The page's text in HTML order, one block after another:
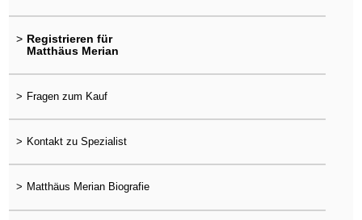
> Registrieren für
Matthäus Merian
> Fragen zum Kauf
> Kontakt zu Spezialist
> Matthäus Merian Biografie